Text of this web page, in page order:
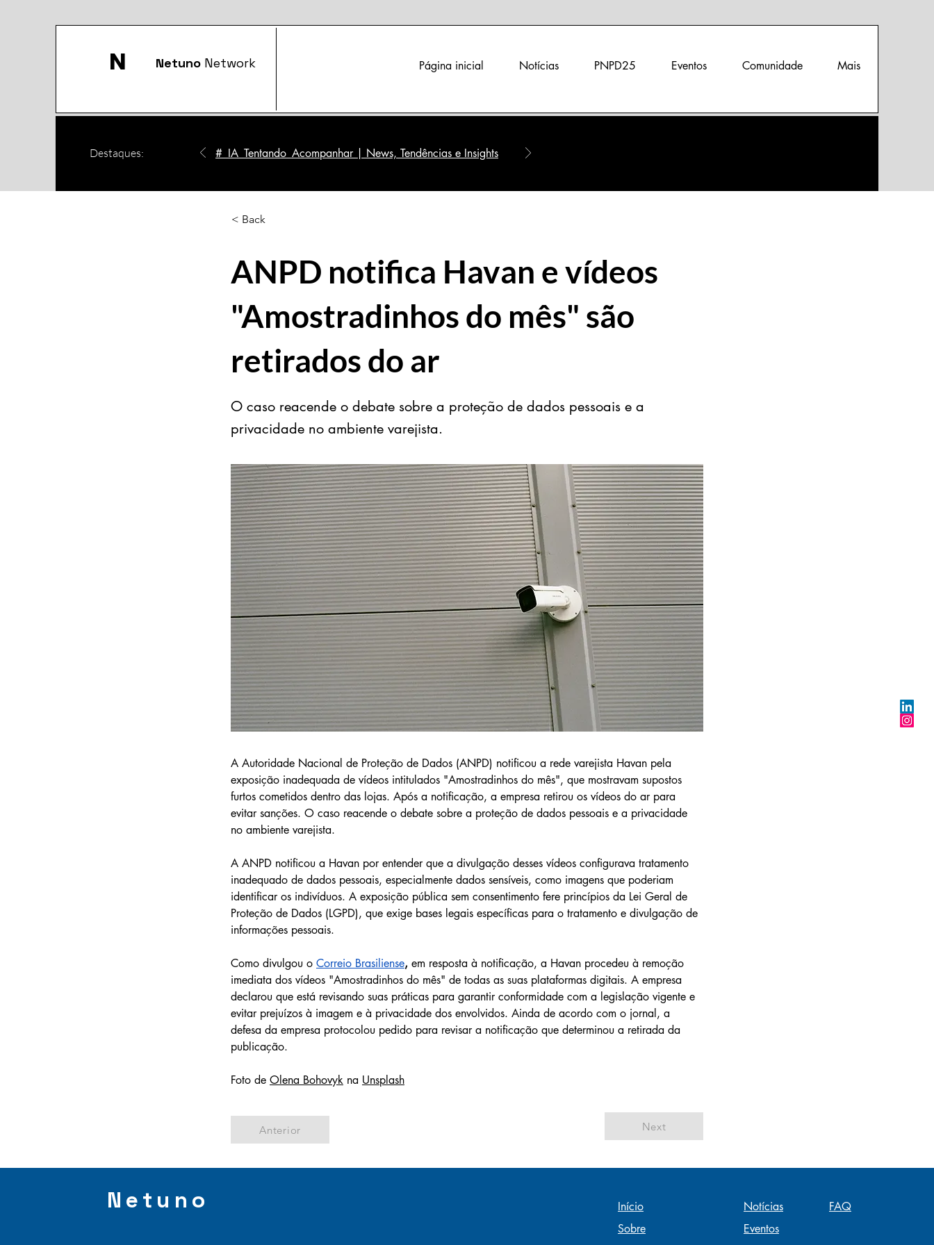
N Netuno Network Página inicial Notícias PNPD25 Eventos Comunidade Mais
Destaques: #_IA_Tentando_Acompanhar | News, Tendências e Insights
< Back
ANPD notifica Havan e vídeos
"Amostradinhos do mês" são
retirados do ar
O caso reacende o debate sobre a proteção de dados pessoais e a
privacidade no ambiente varejista.
A Autoridade Nacional de Proteção de Dados (ANPD) notificou a rede varejista Havan pela
exposição inadequada de vídeos intitulados "Amostradinhos do mês", que mostravam supostos
furtos cometidos dentro das lojas. Após a notificação, a empresa retirou os vídeos do ar para
evitar sanções. O caso reacende o debate sobre a proteção de dados pessoais e a privacidade
no ambiente varejista.
A ANPD notificou a Havan por entender que a divulgação desses vídeos configurava tratamento
inadequado de dados pessoais, especialmente dados sensíveis, como imagens que poderiam
identificar os indivíduos. A exposição pública sem consentimento fere princípios da Lei Geral de
Proteção de Dados (LGPD), que exige bases legais específicas para o tratamento e divulgação de
informações pessoais.
Como divulgou o Correio Brasiliense, em resposta à notificação, a Havan procedeu à remoção
imediata dos vídeos "Amostradinhos do mês" de todas as suas plataformas digitais. A empresa
declarou que está revisando suas práticas para garantir conformidade com a legislação vigente e
evitar prejuízos à imagem e à privacidade dos envolvidos. Ainda de acordo com o jornal, a
defesa da empresa protocolou pedido para revisar a notificação que determinou a retirada da
publicação.
Foto de Olena Bohovyk na Unsplash
Anterior Next
Netuno
Início
Sobre
Notícias
Eventos
FAQ